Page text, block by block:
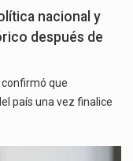
nacional y
después de
confirmó que
país una vez finalice